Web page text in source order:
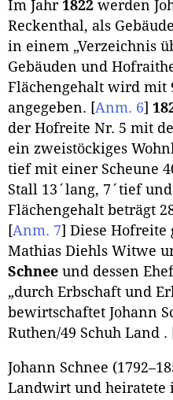
Im Jahr1822 werden
Reckenthal, als
in einem „Verzeichnis
Gebäuden und
Flächengehalt wird mit
angegeben. [Anm. 6]
der Hofreite Nr. 5 mit
ein zweistöckiges
tief mit einer Scheune
Stall 13´lang, 7´tief
Flächengehalt beträgt
[Anm. 7] Diese Hofreite
Mathias Diehls Witwe
Schnee und dessen
„durch Erbschaft und
bewirtschaftet Johann
Ruthen/49 Schuh Land .
Johann Schnee
Landwirt und heiratete